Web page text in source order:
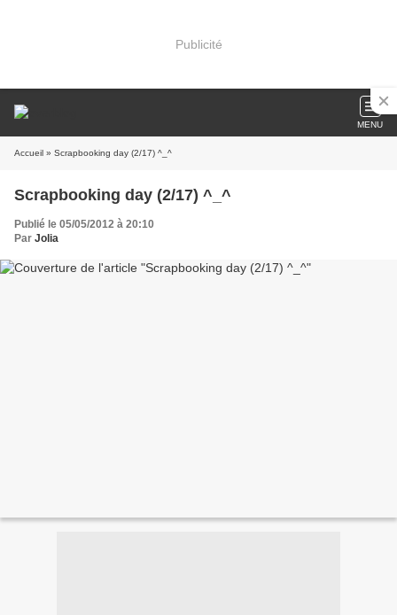
Publicité
MENU
Accueil » Scrapbooking day (2/17) ^_^
Scrapbooking day (2/17) ^_^
Publié le 05/05/2012 à 20:10
Par Jolia